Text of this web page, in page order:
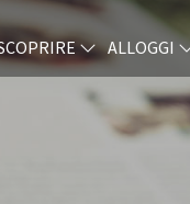
ALLOGGI